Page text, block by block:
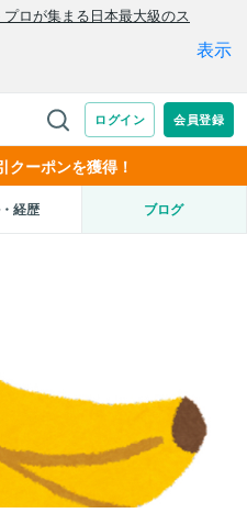
クーポンを獲得！
経歴 ブログ